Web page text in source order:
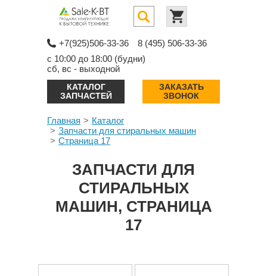
+7(925)506-33-36
8 (495) 506-33-36
с 10:00 до 18:00 (будни)
сб, вс - выходной
КАТАЛОГ
ЗАПЧАСТЕЙ
ЗАКАЗАТЬ
ЗВОНОК
Главная
Каталог
Запчасти для стиральных машин
Страница 17
ЗАПЧАСТИ ДЛЯ
СТИРАЛЬНЫХ
МАШИН, СТРАНИЦА
17